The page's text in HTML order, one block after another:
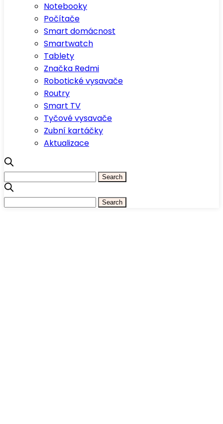
Notebooky
Počítače
Smart domácnost
Smartwatch
Tablety
Značka Redmi
Robotické vysavače
Routry
Smart TV
Tyčové vysavače
Zubní kartáčky
Aktualizace